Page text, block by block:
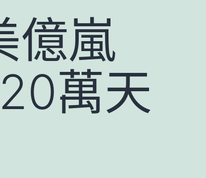
億嵐
萬天